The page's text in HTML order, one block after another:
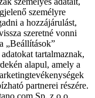
személyre
a hozzájárulást,
szeretné vonni
„Beállítások”
tartalmaznak,
alapul, amely a
partnerei részére.
Sp. z o.o.